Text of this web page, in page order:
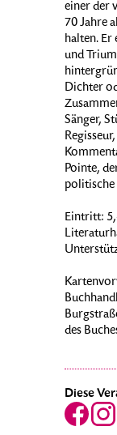
einer der
70 Jahre
halten. Er
und
Dichter
Sänger,
Pointe,
politische
Eintritt:
des
Diese